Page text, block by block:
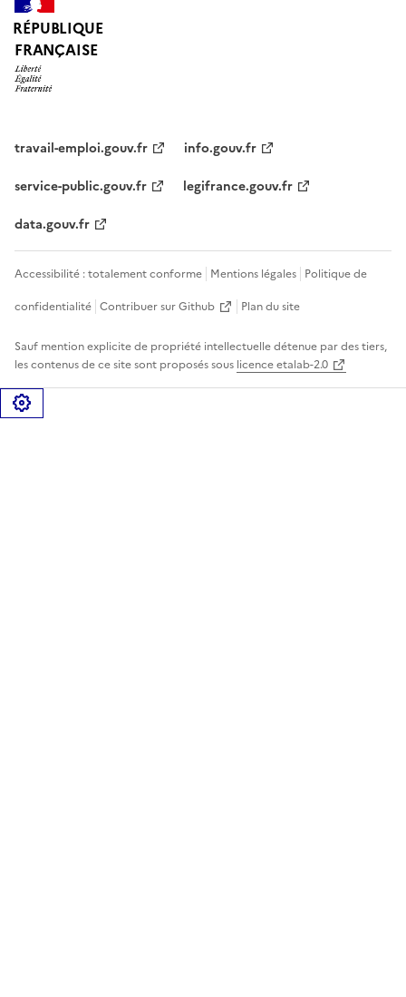
RÉPUBLIQUE
FRANÇAISE
travail-emploi.gouv.fr
info.gouv.fr
service-public.gouv.fr
legifrance.gouv.fr
data.gouv.fr
Accessibilité : totalement conforme Mentions légales Politique de
confidentialité Contribuer sur Github Plan du site
Sauf mention explicite de propriété intellectuelle détenue par des tiers,
les contenus de ce site sont proposés sous licence etalab-2.0
Gérer les cookies